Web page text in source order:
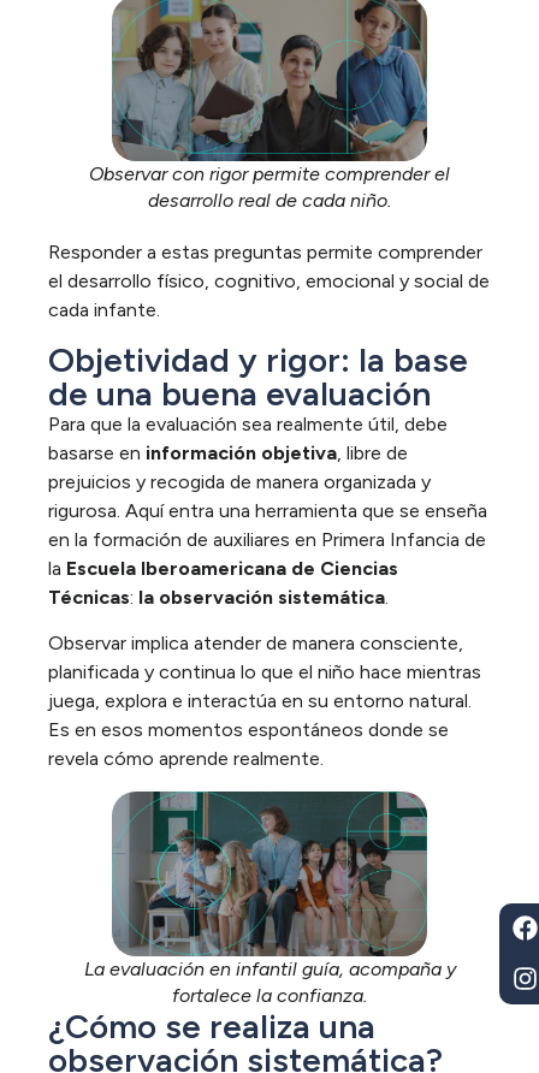
Observar con rigor permite comprender el
desarrollo real de cada niño.
Responder a estas preguntas permite comprender
el desarrollo físico, cognitivo, emocional y social de
cada infante.
Objetividad y rigor: la base
de una buena evaluación
Para que la evaluación sea realmente útil, debe
basarse en información objetiva, libre de
prejuicios y recogida de manera organizada y
rigurosa. Aquí entra una herramienta que se enseña
en la formación de auxiliares en Primera Infancia de
la Escuela Iberoamericana de Ciencias
Técnicas: la observación sistemática.
Observar implica atender de manera consciente,
planificada y continua lo que el niño hace mientras
juega, explora e interactúa en su entorno natural.
Es en esos momentos espontáneos donde se
revela cómo aprende realmente.
La evaluación en infantil guía, acompaña y
fortalece la confianza.
¿Cómo se realiza una
observación sistemática?